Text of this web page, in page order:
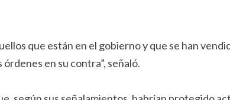
que están en el gobierno y que se han
en su contra”, señaló.